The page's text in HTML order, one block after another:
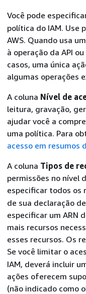
Você pode
política do IAM. Use
AWS. Quando usa
à operação da API
casos, uma única
algumas operações
A coluna Nível de
leitura, gravação,
ajudar você a
uma política. Para
acesso em resumos
A coluna Tipos de
permissões no nível
especificar todos os
de sua declaração
especificar um ARN
mais recursos
esses recursos. Os
Se você limitar o
IAM, deverá incluir
ações oferecem
(não indicado como